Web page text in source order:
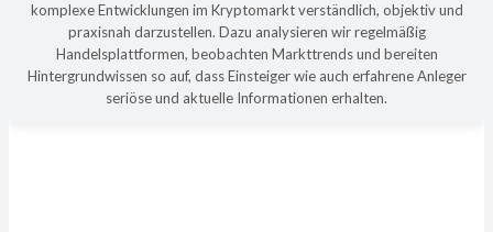
komplexe Entwicklungen im Kryptomarkt verständlich, objektiv und
praxisnah darzustellen. Dazu analysieren wir regelmäßig
Handelsplattformen, beobachten Markttrends und bereiten
Hintergrundwissen so auf, dass Einsteiger wie auch erfahrene Anleger
seriöse und aktuelle Informationen erhalten.